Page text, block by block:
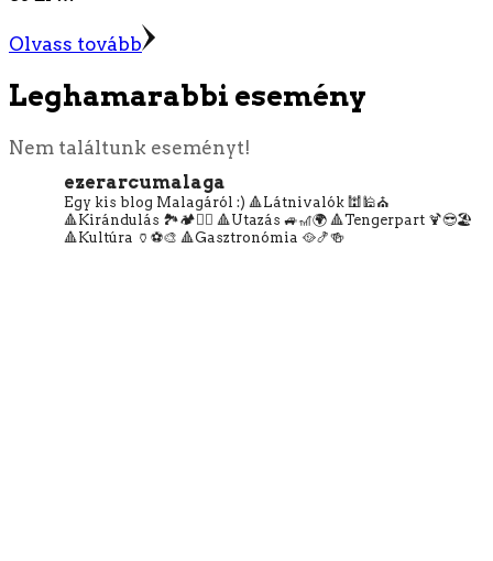
Olvass tovább
Leghamarabbi esemény
Nem találtunk eseményt!
ezerarcumalaga
Egy kis blog Malagáról :) 🔺Látnivalók 🕍🕌⛪
🔺Kirándulás 🏞️🏕️🧗‍♀️ 🔺Utazás 🚙🎢🌍 🔺Tengerpart 🍹😎🏖️
🔺Kultúra 🏺⚽🎨 🔺Gasztronómia 🥘🍤🍻